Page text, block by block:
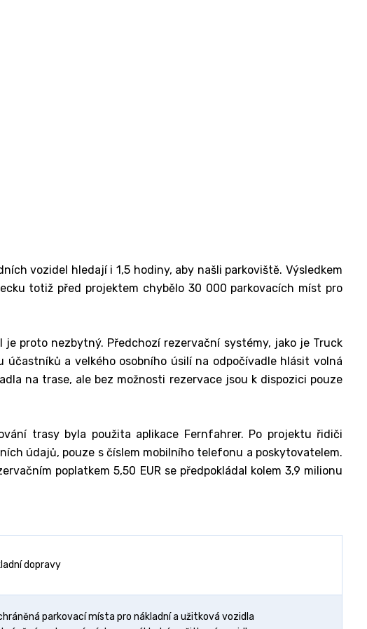
vozidel hledají i 1,5 hodiny, aby našli parkoviště. Výsledkem
totiž před projektem chybělo 30 000 parkovacích míst pro
proto nezbytný. Předchozí rezervační systémy, jako je Truck
a velkého osobního úsilí na odpočívadle hlásit volná
na trase, ale bez možnosti rezervace jsou k dispozici pouze
trasy byla použita aplikace Fernfahrer. Po projektu řidiči
údajů, pouze s číslem mobilního telefonu a poskytovatelem.
poplatkem 5,50 EUR se předpokládal kolem 3,9 milionu
dopravy
parkovací místa pro nákladní a užitková vozidla